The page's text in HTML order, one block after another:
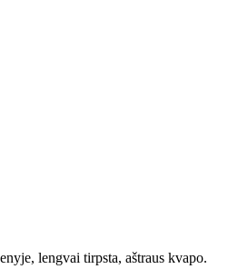
lengvai tirpsta, aštraus kvapo.